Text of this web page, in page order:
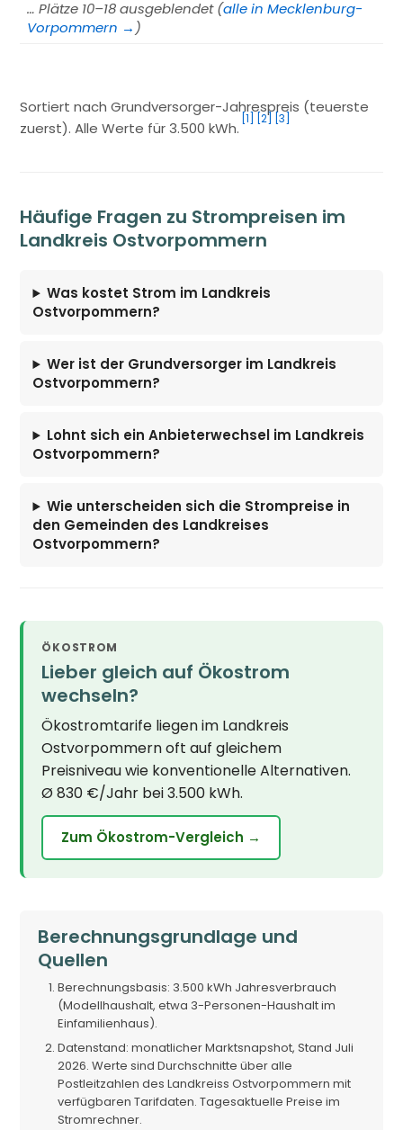
… Plätze 10–18 ausgeblendet (alle in Mecklenburg-
Vorpommern → )
Sortiert nach Grundversorger-Jahrespreis (teuerste
zuerst). Alle Werte für 3.500 kWh.
[1] [2] [3]
Häufige Fragen zu Strompreisen im
Landkreis Ostvorpommern
Was kostet Strom im Landkreis
Ostvorpommern?
Wer ist der Grundversorger im Landkreis
Ostvorpommern?
Lohnt sich ein Anbieterwechsel im Landkreis
Ostvorpommern?
Wie unterscheiden sich die Strompreise in
den Gemeinden des Landkreises
Ostvorpommern?
ÖKOSTROM
Lieber gleich auf Ökostrom
wechseln?
Ökostromtarife liegen im Landkreis
Ostvorpommern oft auf gleichem
Preisniveau wie konventionelle Alternativen.
Ø 830 €/Jahr bei 3.500 kWh.
Zum Ökostrom-Vergleich →
Berechnungsgrundlage und
Quellen
Berechnungsbasis: 3.500 kWh Jahresverbrauch
(Modellhaushalt, etwa 3-Personen-Haushalt im
Einfamilienhaus).
Datenstand: monatlicher Marktsnapshot, Stand Juli
2026. Werte sind Durchschnitte über alle
Postleitzahlen des Landkreiss Ostvorpommern mit
verfügbaren Tarifdaten. Tagesaktuelle Preise im
Stromrechner.